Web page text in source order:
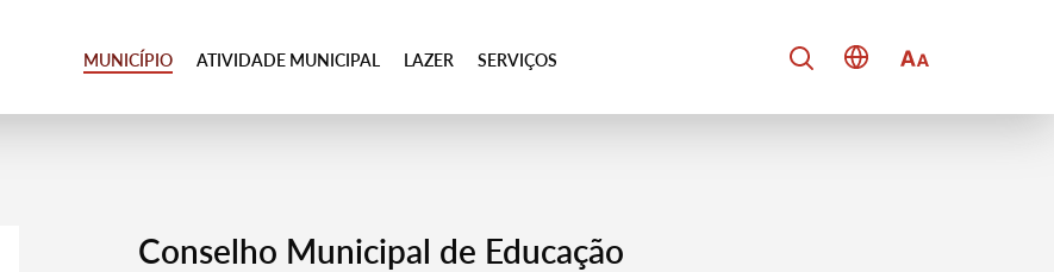
MUNICÍPIO ATIVIDADE MUNICIPAL LAZER SERVIÇOS
Conselho Municipal de Educação